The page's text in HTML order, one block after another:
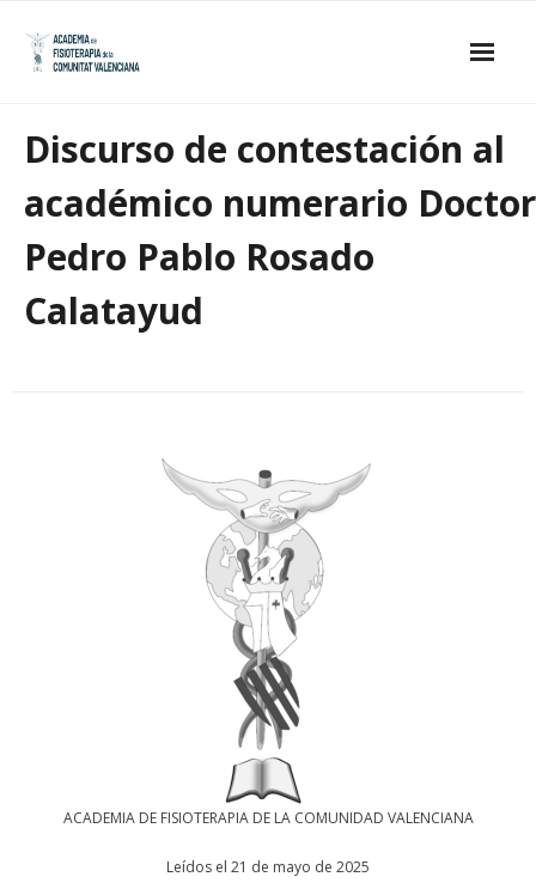
content
- Académicos de Honor
Galería de imágenes
Discurso de contestación al
académico numerario Doctor
Pedro Pablo Rosado
Calatayud
ACADEMIA DE FISIOTERAPIA DE LA COMUNIDAD VALENCIANA
Leídos el 21 de mayo de 2025